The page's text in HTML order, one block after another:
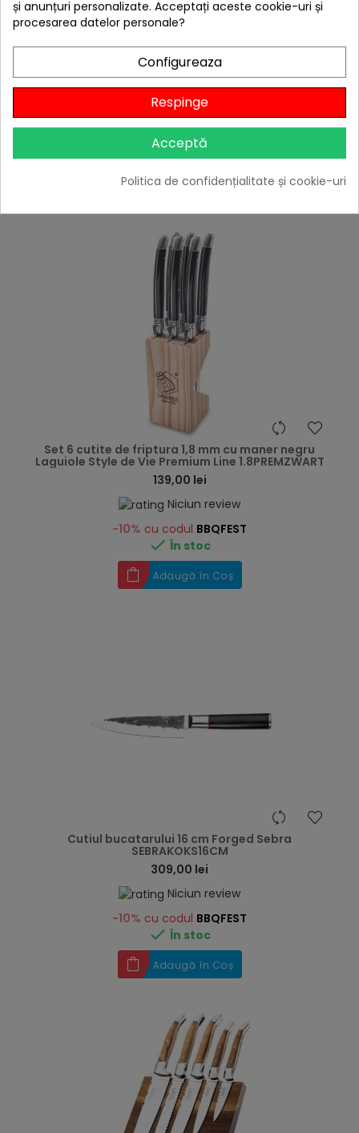
Cutit pentru legume Forged Sebra SebraHakbijl
349,00 lei
Niciun review
Stoc epuizat
Adaugă în Coș
Set 6 cutite de friptura 1,8 mm cu maner negru
Laguiole Style de Vie Premium Line 1.8PREMZWART
139,00 lei
Niciun review
-10% cu codul BBQFEST
 În stoc
Adaugă în Coș
Cutiul bucatarului 16 cm Forged Sebra
SEBRAKOKS16CM
309,00 lei
Niciun review
-10% cu codul BBQFEST
 În stoc
Adaugă în Coș
și anunțuri personalizate. Acceptați aceste cookie-uri și
procesarea datelor personale?
Configureaza
Respinge
Acceptă
Politica de confidențialitate și cookie-uri